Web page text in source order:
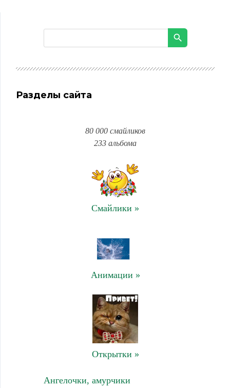
Разделы сайта
80 000 смайликов
233 альбома
Смайлики »
Анимации »
Открытки »
Ангелочки, амурчики